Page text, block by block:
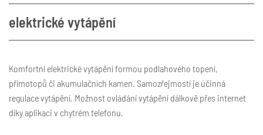
elektrické vytápění
Komfortní elektrické vytápění formou podlahového topení,
přímotopů či akumulačních kamen. Samozřejmostí je účinná
regulace vytápění. Možnost ovládání vytápění dálkově přes internet
díky aplikaci v chytrém telefonu.